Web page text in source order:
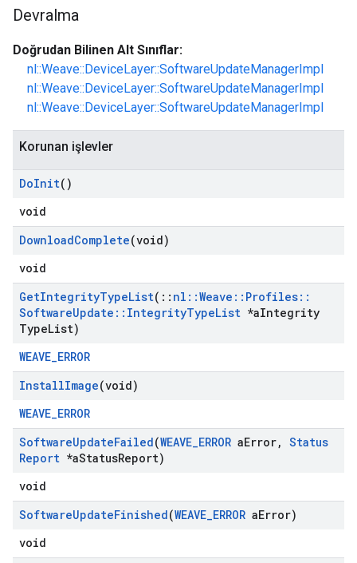
Devralma
Doğrudan Bilinen Alt Sınıflar:
nl::Weave::DeviceLayer::SoftwareUpdateManagerImpl
nl::Weave::DeviceLayer::SoftwareUpdateManagerImpl
nl::Weave::DeviceLayer::SoftwareUpdateManagerImpl
Korunan işlevler
DoInit()
void
DownloadComplete(void)
void
GetIntegrityTypeList( :: nl ::Weave :: Profiles::
SoftwareUpdate :: IntegrityTypeList *aIntegrity
TypeList)
WEAVE_ERROR
InstallImage(void)
WEAVE_ERROR
SoftwareUpdateFailed(WEAVE_ERROR aError, Status
Report *aStatusReport)
void
SoftwareUpdateFinished(WEAVE_ERROR aError)
void